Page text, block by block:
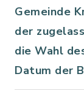
Gemeinde
der
die Wahl
Datum der